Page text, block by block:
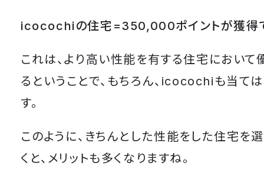
icocochiの住宅=350,000ポイントが獲得で
これは、より高い性能を有する住宅におい
るということで、もちろん、icocochiも当て
す。
このように、きちんとした性能をした住宅を
くと、メリットも多くなりますね。